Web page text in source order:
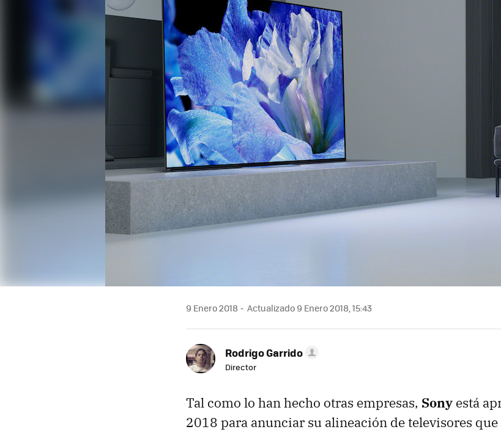
9 Enero 2018 Actualizado 9 Enero 2018, 15:43
Rodrigo Garrido
Director
Tal como lo han hecho otras empresas, Sony está
2018 para anunciar su alineación de televisores